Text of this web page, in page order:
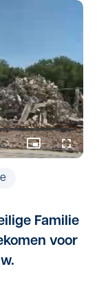
Familie
voor